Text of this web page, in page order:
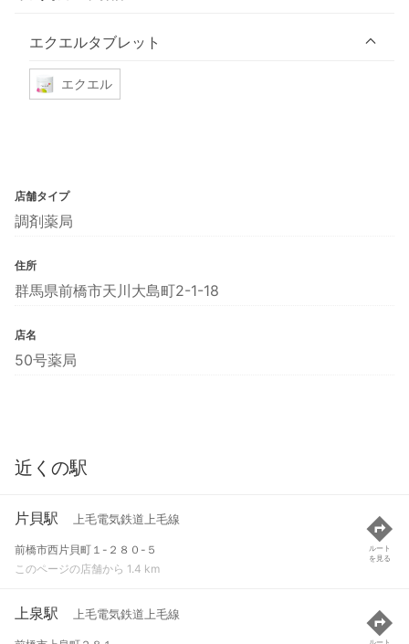
エクエルタブレット
エクエル
店舗タイプ
調剤薬局
住所
群馬県前橋市天川大島町2-1-18
店名
50号薬局
近くの駅
片貝駅 上毛電気鉄道上毛線
前橋市西片貝町１-２８０-５
このページの店舗から 1.4 km
ルート
を見る
上泉駅 上毛電気鉄道上毛線